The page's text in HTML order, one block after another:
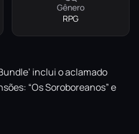
Gênero
RPG
inclui o aclamado
“Os Soroboreanos” e